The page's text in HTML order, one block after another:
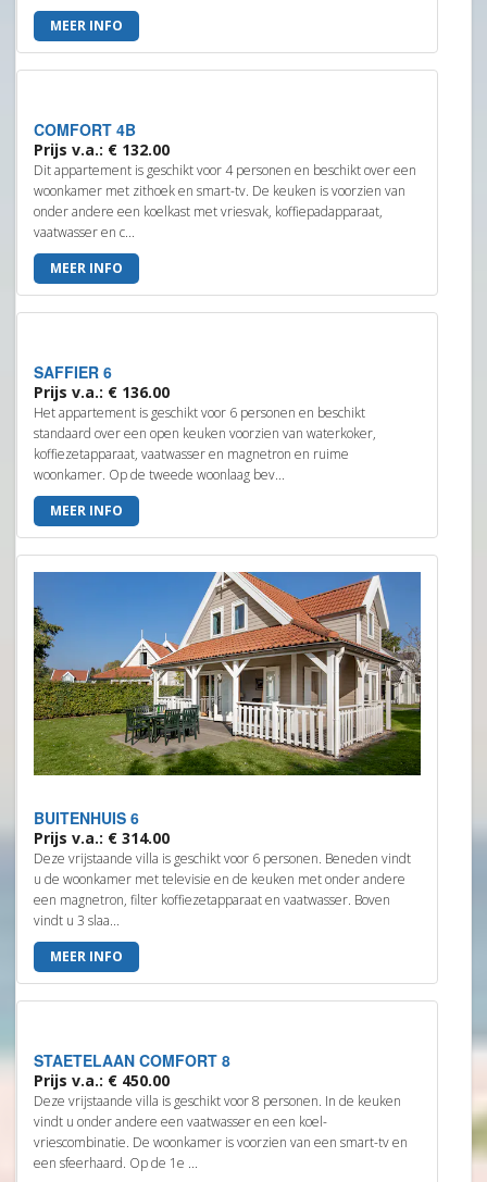
MEER INFO
COMFORT 4B
Prijs v.a.: € 132.00
Dit appartement is geschikt voor 4 personen en beschikt over een
woonkamer met zithoek en smart-tv. De keuken is voorzien van
onder andere een koelkast met vriesvak, koffiepadapparaat,
vaatwasser en c...
MEER INFO
SAFFIER 6
Prijs v.a.: € 136.00
Het appartement is geschikt voor 6 personen en beschikt
standaard over een open keuken voorzien van waterkoker,
koffiezetapparaat, vaatwasser en magnetron en ruime
woonkamer. Op de tweede woonlaag bev...
MEER INFO
BUITENHUIS 6
Prijs v.a.: € 314.00
Deze vrijstaande villa is geschikt voor 6 personen. Beneden vindt
u de woonkamer met televisie en de keuken met onder andere
een magnetron, filter koffiezetapparaat en vaatwasser. Boven
vindt u 3 slaa...
MEER INFO
STAETELAAN COMFORT 8
Prijs v.a.: € 450.00
Deze vrijstaande villa is geschikt voor 8 personen. In de keuken
vindt u onder andere een vaatwasser en een koel-
vriescombinatie. De woonkamer is voorzien van een smart-tv en
een sfeerhaard. Op de 1e ...